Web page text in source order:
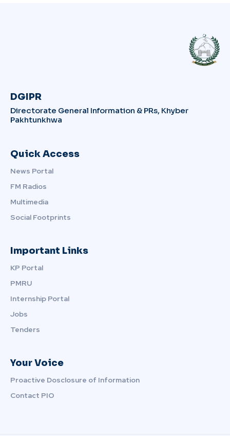
DGIPR
Directorate General Information & PRs, Khyber
Pakhtunkhwa
Quick Access
News Portal
FM Radios
Multimedia
Social Footprints
Important Links
KP Portal
PMRU
Internship Portal
Jobs
Tenders
Your Voice
Proactive Dosclosure of Information
Contact PIO